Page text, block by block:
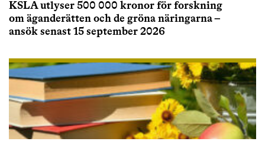
KSLA utlyser 500 000 kronor för forskning
om äganderätten och de gröna näringarna –
ansök senast 15 september 2026